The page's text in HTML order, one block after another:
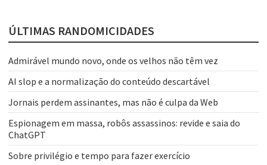
ÚLTIMAS RANDOMICIDADES
Admirável mundo novo, onde os velhos não têm vez
AI slop e a normalização do conteúdo descartável
Jornais perdem assinantes, mas não é culpa da Web
Espionagem em massa, robôs assassinos: revide e saia do
ChatGPT
Sobre privilégio e tempo para fazer exercício